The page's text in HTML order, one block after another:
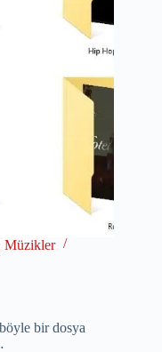
Müzikler
bir dosya